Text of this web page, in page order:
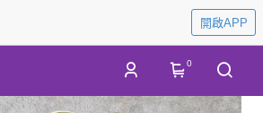
開啟APP
0